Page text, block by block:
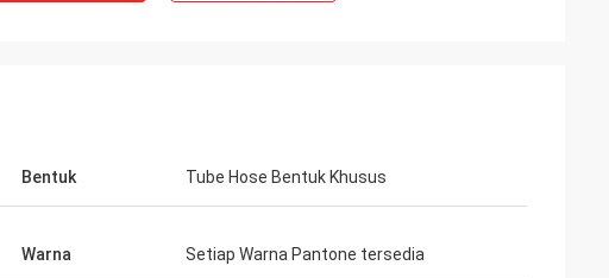
Bentuk Tube Hose Bentuk Khusus
Warna Setiap Warna Pantone tersedia